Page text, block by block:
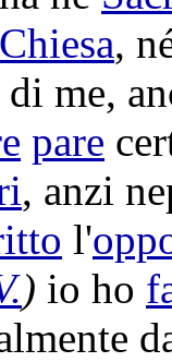
Chiesa,
di me,
pare
, anzi
l'
) io ho